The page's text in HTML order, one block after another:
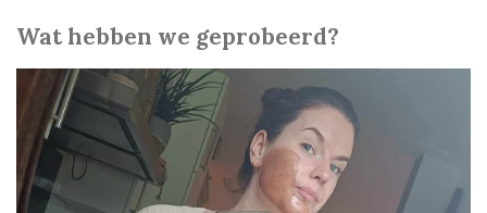
Wat hebben we geprobeerd?